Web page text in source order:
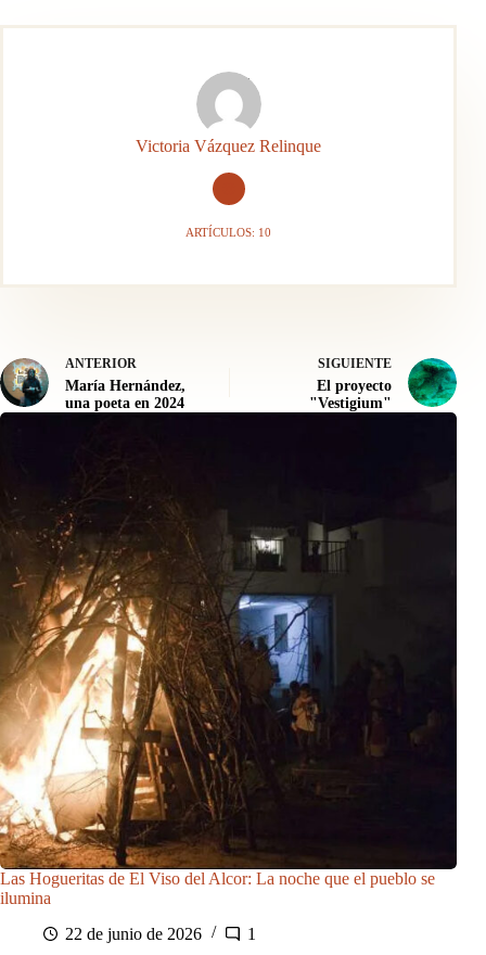
Victoria Vázquez Relinque
ARTÍCULOS: 10
ANTERIOR
María Hernández,
una poeta en 2024
SIGUIENTE
El proyecto
"Vestigium"
Las Hogueritas de El Viso del Alcor: La noche que el pueblo se
ilumina
22 de junio de 2026
1